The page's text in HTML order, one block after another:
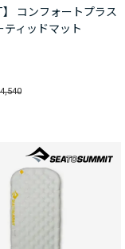
】 コンフォートプラス
ティッドマット